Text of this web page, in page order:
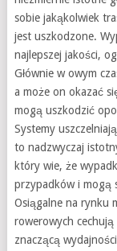
sobie jakąkolwiek
jest uszkodzone.
najlepszej jakości,
Głównie w owym
a może on okazać
mogą uszkodzić
Systemy
to nadzwyczaj
który wie, że
przypadków i mogą
Osiągalne na rynku
rowerowych cechują
znaczącą